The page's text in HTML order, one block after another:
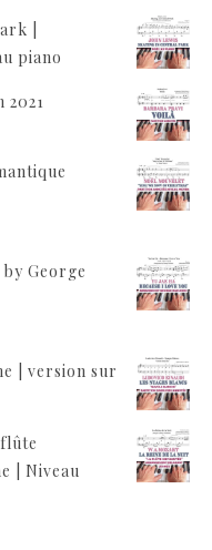
|
piano
George
| version sur
| Niveau